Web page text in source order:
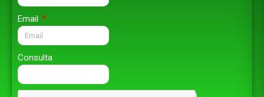
Email
Consulta